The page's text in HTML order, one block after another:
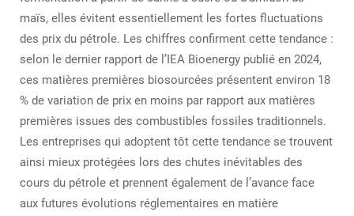
maïs, elles évitent essentiellement les fortes fluctuations
des prix du pétrole. Les chiffres confirment cette tendance :
selon le dernier rapport de l’IEA Bioenergy publié en 2024,
ces matières premières biosourcées présentent environ 18
% de variation de prix en moins par rapport aux matières
premières issues des combustibles fossiles traditionnels.
Les entreprises qui adoptent tôt cette tendance se trouvent
ainsi mieux protégées lors des chutes inévitables des
cours du pétrole et prennent également de l’avance face
aux futures évolutions réglementaires en matière